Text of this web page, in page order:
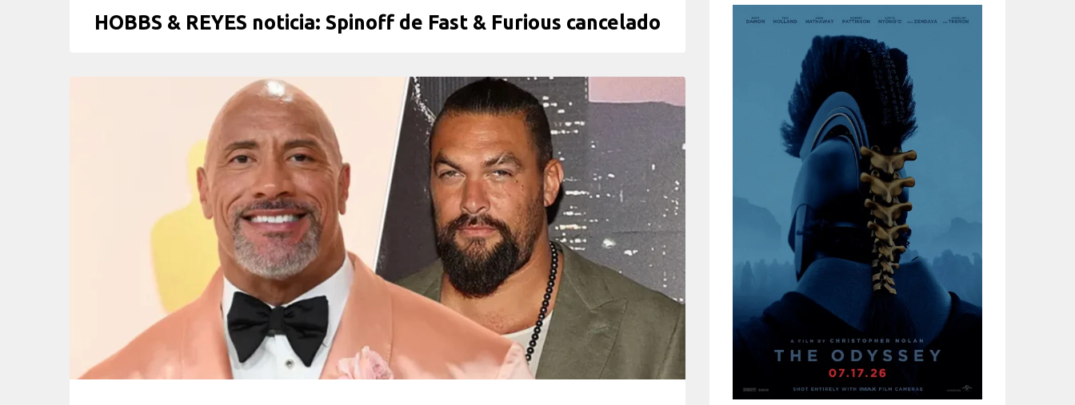
HOBBS & REYES noticia: Spinoff de Fast & Furious cancelado
FESTIVALES